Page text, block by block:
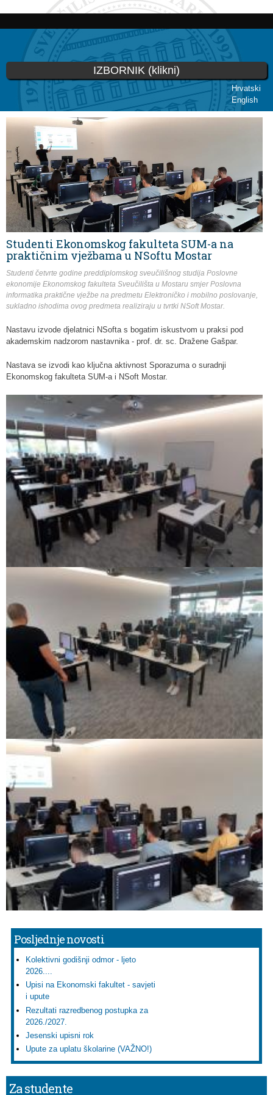
Skoči
glavni
sadržaj
Hrvatski
English
IZBORNIK (klikni)
Vi ste ovdje
Studenti Ekonomskog fakulteta SUM-a na
praktičnim vježbama u NSoftu Mostar
Studenti četvrte godine preddiplomskog sveučilišnog studija Poslovne
ekonomije Ekonomskog fakulteta Sveučilišta u Mostaru smjer Poslovna
informatika praktične vježbe na predmetu Elektroničko i mobilno poslovanje,
sukladno ishodima ovog predmeta realiziraju u tvrtki NSoft Mostar.
Nastavu izvode djelatnici NSofta s bogatim iskustvom u praksi pod
akademskim nadzorom nastavnika - prof. dr. sc. Dražene Gašpar.
Nastava se izvodi kao ključna aktivnost Sporazuma o suradnji
Ekonomskog fakulteta SUM-a i NSoft Mostar.
Posljednje novosti
Kolektivni godišnji odmor - ljeto
2026....
Upisi na Ekonomski fakultet - savjeti
i upute
Rezultati razredbenog postupka za
2026./2027.
Jesenski upisni rok
Upute za uplatu školarine (VAŽNO!)
Za studente